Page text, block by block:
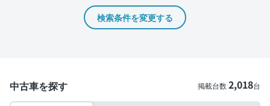
検索条件を変更する
中古車を探す 掲載台数2,018台